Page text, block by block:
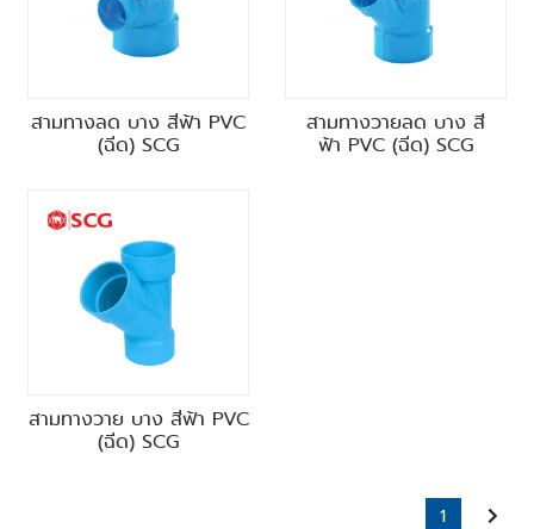
สามทางลด บาง สีฟ้า PVC
(ฉีด) SCG
สามทางวายลด บาง สี
ฟ้า PVC (ฉีด) SCG
สามทางวาย บาง สีฟ้า PVC
(ฉีด) SCG
1